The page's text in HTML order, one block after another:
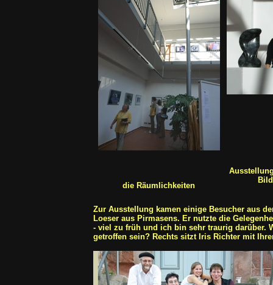
die Räumlichkeiten
Zur Ausstellung kamen einige Besucher aus
Loeser aus Pirmasens. Er nutzte die
- viel zu früh und ich bin sehr traurig darüber.
getroffen sein? Rechts sitzt Iris Richter mit